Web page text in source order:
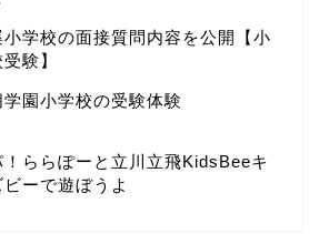
シブで話題の松島【一の坊】
た
小学校の面接質問内容を公開【小
験】
学園小学校の受験体験
！ららぽーと立川立飛KidsBeeキ
ビーで遊ぼうよ